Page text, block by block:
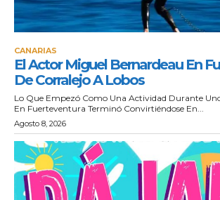
CANARIAS
El Actor Miguel Bernardeau En
De Corralejo A Lobos
Lo Que Empezó Como Una Actividad Durante
En Fuerteventura Terminó Convirtiéndose En...
Agosto 8, 2026